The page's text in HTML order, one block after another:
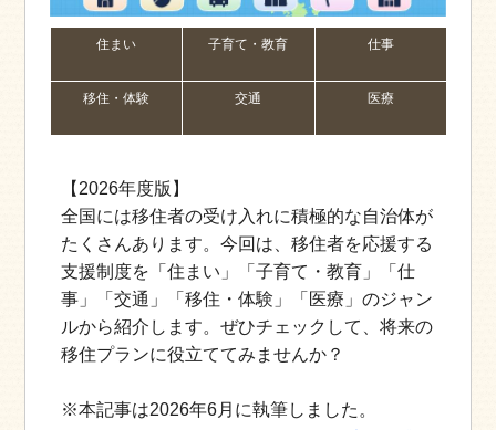
住まい 子育て・教育 仕事
移住・体験 交通 医療
【2026年度版】
全国には移住者の受け入れに積極的な自治体が
たくさんあります。今回は、移住者を応援する
支援制度を「住まい」「子育て・教育」「仕
事」「交通」「移住・体験」「医療」のジャン
ルから紹介します。ぜひチェックして、将来の
移住プランに役立ててみませんか？
※本記事は2026年6月に執筆しました。